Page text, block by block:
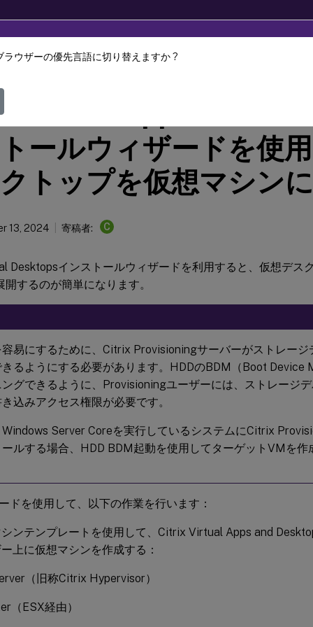
Citrix Provisioning 2402 LTSR
Virtual Apps and
ールウィザードを使
トップを仮想マシン
13, 2024 寄稿者: C
Desktopsインストールウィザードを利用すると、仮想デス
するのが簡単になります。
易にするために、Citrix Provisioningサーバーがストレージ
るようにする必要があります。HDDのBDM（Boot Device
グできるように、Provisioningユーザーには、ストレージ
込みアクセス権限が必要です。
Server Coreを実行しているシステムにCitrix
ルする場合、HDD BDM起動を使用してターゲットVMを作
ドを使用して、以下の作業を行います：
ンテンプレートを使用して、Citrix Virtual Apps and
上に仮想マシンを作成する：
（旧称Citrix Hypervisor）
（ESX経由）
ラウザーの優先言語に切り替えますか ?